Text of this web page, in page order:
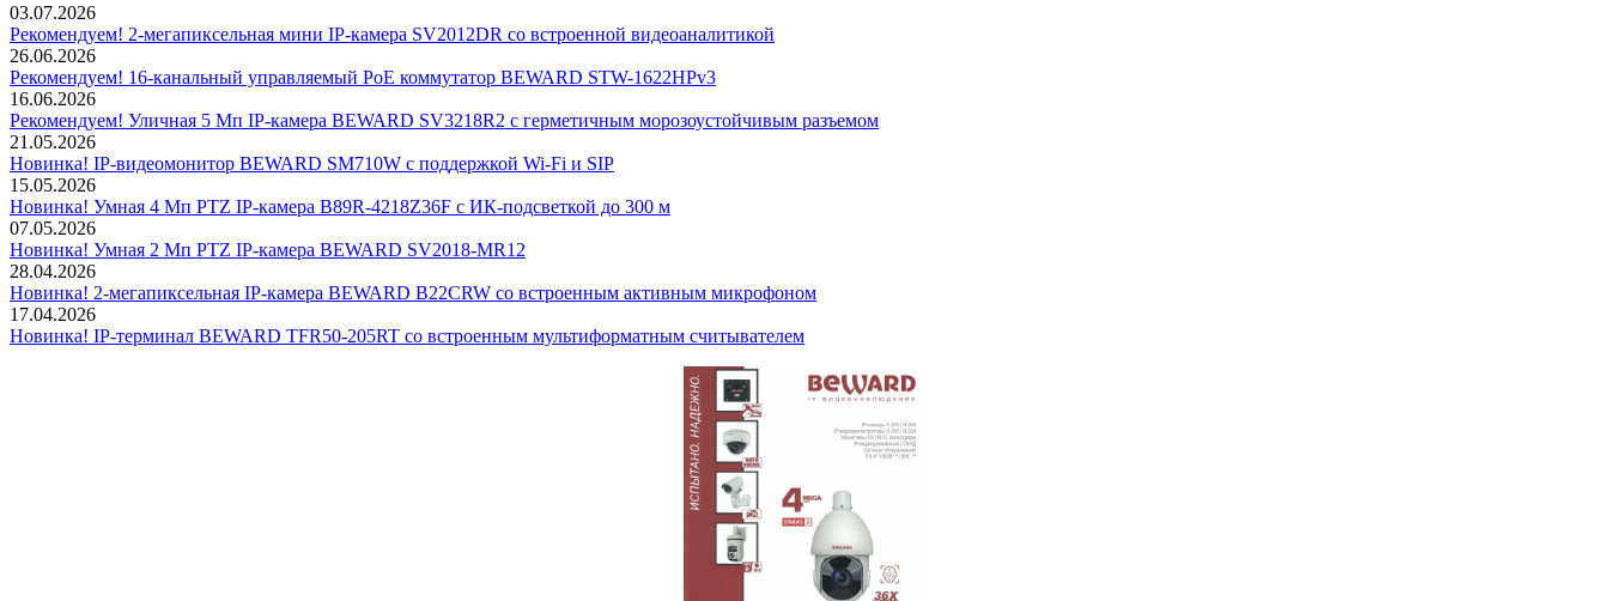
03.07.2026
Рекомендуем! 2-мегапиксельная мини IP-камера SV2012DR со встроенной видеоаналитикой
26.06.2026
Рекомендуем! 16-канальный управляемый PoE коммутатор BEWARD STW-1622HPv3
16.06.2026
Рекомендуем! Уличная 5 Мп IP-камера BEWARD SV3218R2 с герметичным морозоустойчивым разъемом
21.05.2026
Новинка! IP-видеомонитор BEWARD SM710W с поддержкой Wi-Fi и SIP
15.05.2026
Новинка! Умная 4 Мп PTZ IP-камера B89R-4218Z36F с ИК-подсветкой до 300 м
07.05.2026
Новинка! Умная 2 Мп PTZ IP-камера BEWARD SV2018-MR12
28.04.2026
Новинка! 2-мегапиксельная IP-камера BEWARD B22CRW со встроенным активным микрофоном
17.04.2026
Новинка! IP-терминал BEWARD TFR50-205RT со встроенным мультиформатным считывателем